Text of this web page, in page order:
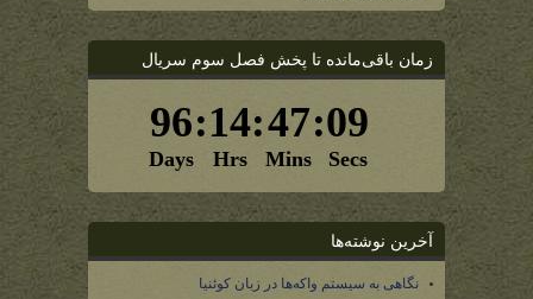
زمان باقی‌مانده تا پخش فصل سوم سریال
آخرین نوشته‌ها
نگاهی به سیستم واکه‌ها در زبان کوئنیا